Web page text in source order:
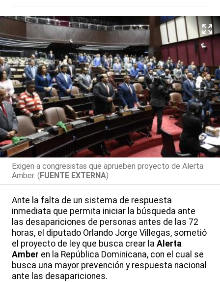
Exigen a congresistas que aprueben proyecto de Alerta
Amber. (FUENTE EXTERNA)
Ante la falta de un sistema de respuesta
inmediata que permita iniciar la búsqueda ante
las desapariciones de personas antes de las 72
horas, el diputado Orlando Jorge Villegas, sometió
el proyecto de ley que busca crear la Alerta
Amber en la República Dominicana, con el cual se
busca una mayor prevención y respuesta nacional
ante las desapariciones.